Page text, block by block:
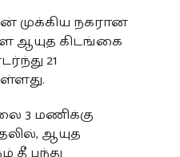
முக்கிய நகரான
ஆயுத கிடங்கை
21
3 மணிக்கு
ஆயுத